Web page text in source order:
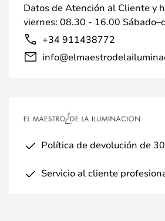
Datos de Atención al Cliente y
viernes: 08.30 - 16.00
+34 911438772
Política de devolución de
Servicio al cliente